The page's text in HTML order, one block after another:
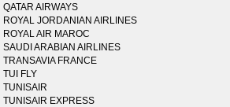
QATAR AIRWAYS
ROYAL JORDANIAN AIRLINES
ROYAL AIR MAROC
SAUDI ARABIAN AIRLINES
TRANSAVIA FRANCE
TUI FLY
TUNISAIR
TUNISAIR EXPRESS